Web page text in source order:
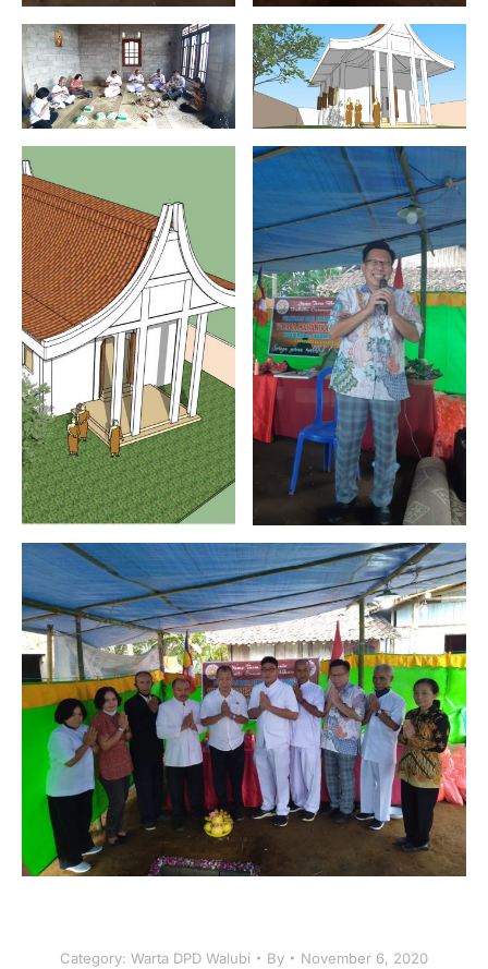
Category: Warta DPD Walubi By November 6, 2020